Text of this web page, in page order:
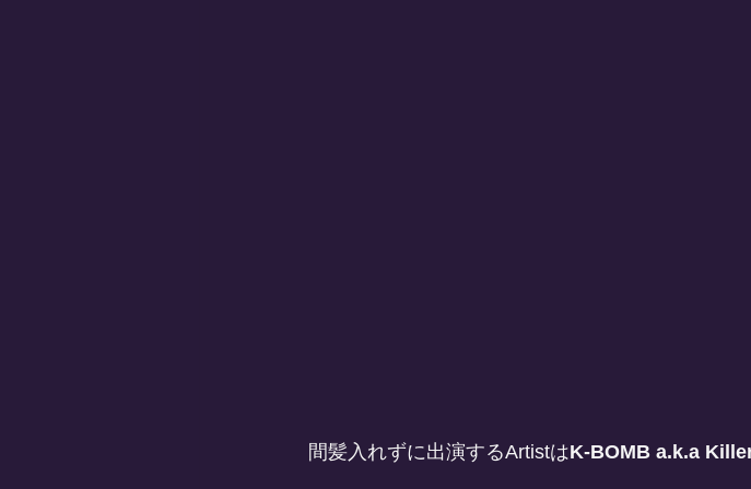
間髪入れずに出演するArtistはK-BOMB a.k.a